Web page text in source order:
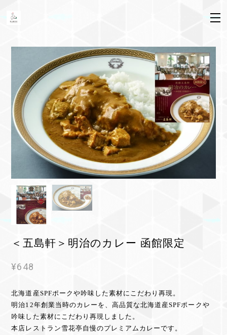
＜五島軒＞明治のカレー 函館限定
¥648
北海道産SPFポークや吟味した素材にこだわり再現。
明治12年創業当時のカレーを、高品質な北海道産SPFポークや
吟味した素材にこだわり再現しました。
本店レストラン雪花亭自慢のプレミアムカレーです。